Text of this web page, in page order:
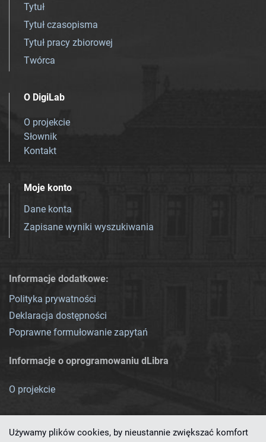
Tytuł
Tytuł czasopisma
Tytuł pracy zbiorowej
Twórca
O DigiLab
O projekcie
Słownik
Kontakt
Moje konto
Dane konta
Zapisane wyniki wyszukiwania
Informacje dodatkowe:
Polityka prywatności
Deklaracja dostępności
Poprawne formułowanie zapytań
Informacje o oprogramowaniu dLibra
O projekcie
Używamy plików cookies, by nieustannie zwiększać komfort